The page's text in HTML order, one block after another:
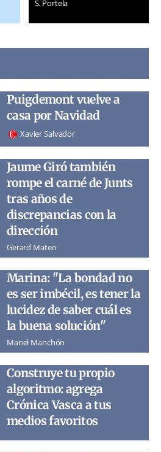
S. Portela
Puigdemont vuelve a
casa por Navidad
Xavier Salvador
Jaume Giró también
rompe el carné de Junts
tras años de
discrepancias con la
dirección
Gerard Mateo
Marina: "La bondad no
es ser imbécil, es tener la
lucidez de saber cuál es
la buena solución"
Manel Manchón
Construye tu propio
algoritmo: agrega
Crónica Vasca a tus
medios favoritos